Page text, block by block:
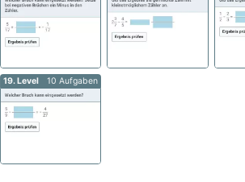
19. Level 10 Aufgaben